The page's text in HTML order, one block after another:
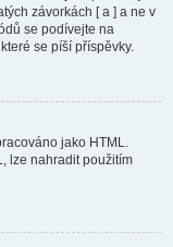
závorkách [ a ] a ne v
se podívejte na
se píší příspěvky.
jako HTML.
lze nahradit použitím